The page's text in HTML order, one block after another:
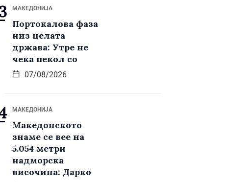
МАКЕДОНИЈА
Портокалова фаза
низ целата
држава: Утре не
чека пекол со
07/08/2026
МАКЕДОНИЈА
Македонското
знаме се вее на
5.054 метри
надморска
височина: Дарко